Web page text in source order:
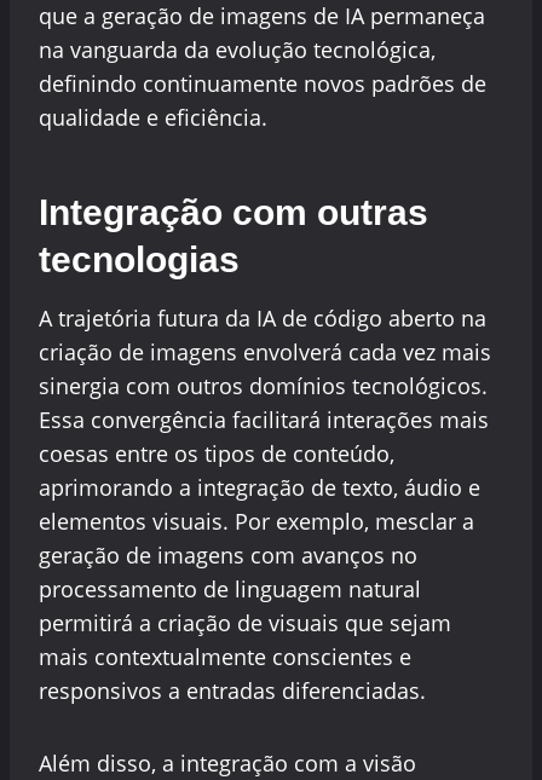
que a geração de imagens de IA permaneça
na vanguarda da evolução tecnológica,
definindo continuamente novos padrões de
qualidade e eficiência.
Integração com outras
tecnologias
A trajetória futura da IA de código aberto na
criação de imagens envolverá cada vez mais
sinergia com outros domínios tecnológicos.
Essa convergência facilitará interações mais
coesas entre os tipos de conteúdo,
aprimorando a integração de texto, áudio e
elementos visuais. Por exemplo, mesclar a
geração de imagens com avanços no
processamento de linguagem natural
permitirá a criação de visuais que sejam
mais contextualmente conscientes e
responsivos a entradas diferenciadas.
Além disso, a integração com a visão